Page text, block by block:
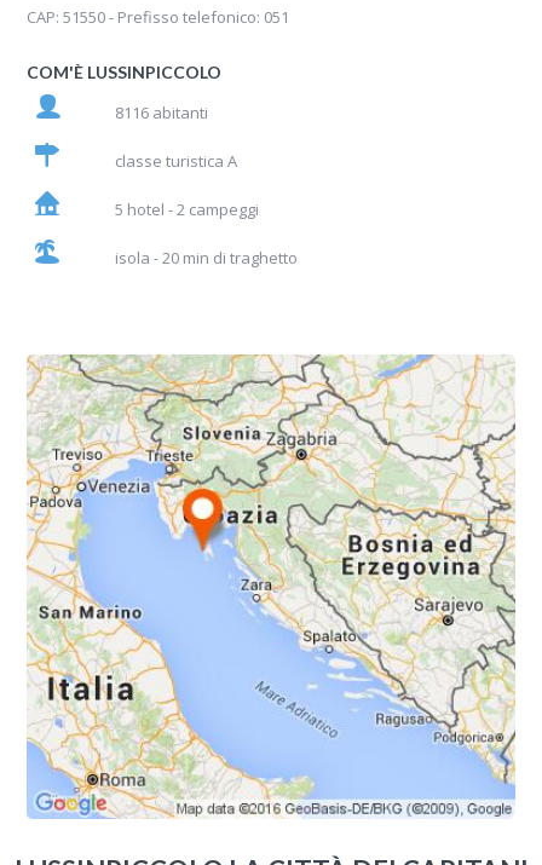
CAP: 51550 - Prefisso telefonico: 051
COM'È LUSSINPICCOLO
8116 abitanti
classe turistica A
5 hotel - 2 campeggi
isola - 20 min di traghetto